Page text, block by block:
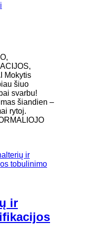
Mokytis
šiuo
svarbu!
šiandien –
rytoj.
ir
tobulinimo
ir